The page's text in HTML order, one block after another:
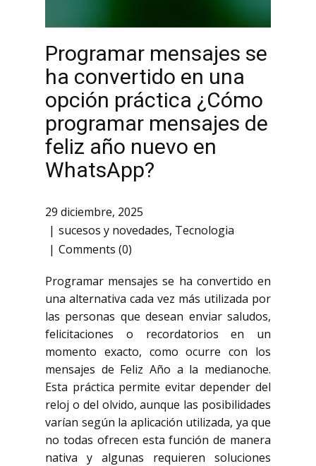
Programar mensajes se
ha convertido en una
opción práctica ¿Cómo
programar mensajes de
feliz año nuevo en
WhatsApp?
29 diciembre, 2025
sucesos y novedades, Tecnologia
Comments (0)
Programar mensajes se ha convertido en
una alternativa cada vez más utilizada por
las personas que desean enviar saludos,
felicitaciones o recordatorios en un
momento exacto, como ocurre con los
mensajes de Feliz Año a la medianoche.
Esta práctica permite evitar depender del
reloj o del olvido, aunque las posibilidades
varían según la aplicación utilizada, ya que
no todas ofrecen esta función de manera
nativa y algunas requieren soluciones